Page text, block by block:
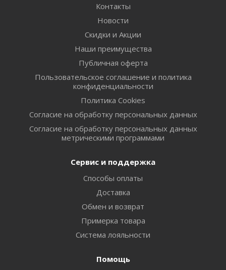
Контакты
Новости
Скидки и Акции
Наши преимущества
Публичная оферта
Пользовательское соглашение и политика
конфиденциальности
Политика Cookies
Согласие на обработку персональных данных
Согласие на обработку персональных данных
метрическими программами
Сервис и поддержка
Способы оплаты
Доставка
Обмен и возврат
Примерка товара
Система лояльности
Помощь